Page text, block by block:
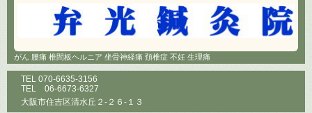
がん 腰痛 椎間板ヘルニア 坐骨神経痛 頚椎症 不妊 生理痛
TEL 070-6635-3156
TEL 06-6673-6327
大阪市住吉区清水丘２-２６-１３